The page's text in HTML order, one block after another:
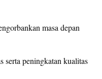
masa depan
serta peningkatan kualitas